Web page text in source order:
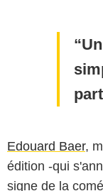
Edouard Baer,
édition -qui
signe de la